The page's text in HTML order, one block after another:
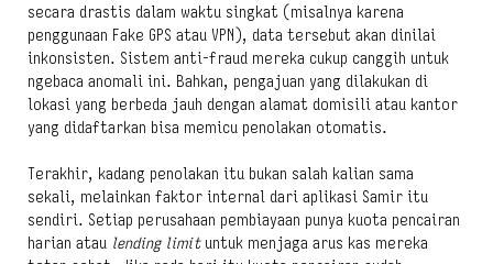
secara drastis dalam waktu singkat (misalnya karena
penggunaan Fake GPS atau VPN), data tersebut akan dinilai
inkonsisten. Sistem anti-fraud mereka cukup canggih untuk
ngebaca anomali ini. Bahkan, pengajuan yang dilakukan di
lokasi yang berbeda jauh dengan alamat domisili atau kantor
yang didaftarkan bisa memicu penolakan otomatis.
Terakhir, kadang penolakan itu bukan salah kalian sama
sekali, melainkan faktor internal dari aplikasi Samir itu
sendiri. Setiap perusahaan pembiayaan punya kuota pencairan
harian atau lending limituntuk menjaga arus kas mereka